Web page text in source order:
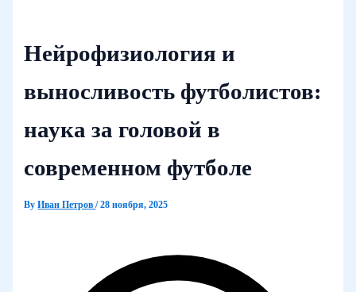
Нейрофизиология и
выносливость футболистов:
наука за головой в
современном футболе
ByИван Петров/28 ноября, 2025